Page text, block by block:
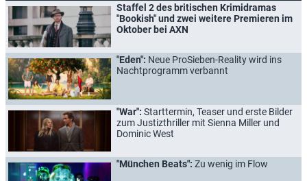
Staffel 2 des britischen Krimidramas
"Bookish" und zwei weitere Premieren im
Oktober bei AXN
"Eden": Neue ProSieben-Reality wird ins
Nachtprogramm verbannt
"War": Starttermin, Teaser und erste Bilder
zum Justizthriller mit Sienna Miller und
Dominic West
"München Beats": Zu wenig im Flow